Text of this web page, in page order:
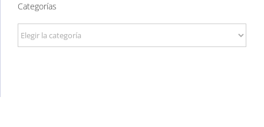
Categorías
Categorías